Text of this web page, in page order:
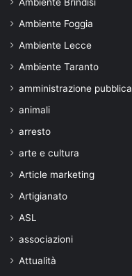
Ambiente Brindisi
Ambiente Foggia
Ambiente Lecce
Ambiente Taranto
amministrazione pubblica
animali
arresto
arte e cultura
Article marketing
Artigianato
ASL
associazioni
Attualità